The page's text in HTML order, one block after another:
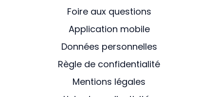
Foire aux questions
Application mobile
Données personnelles
Règle de confidentialité
Mentions légales